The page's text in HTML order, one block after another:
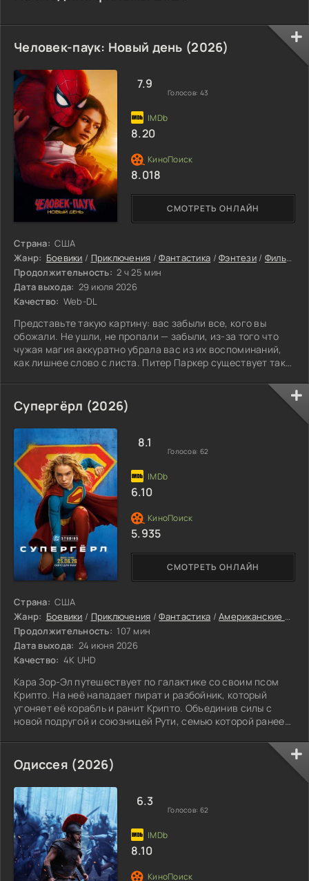
Человек-паук: Новый день (2026)
Страна: США
Жанр: Боевики / Приключения /Фантастика /Фэнтези / Фильмы
Продолжительность: 2 ч 25 мин
Дата выхода: 29 июля 2026
Качество: Web-DL
Представьте такую картину: вас забыли все, кого вы
обожали. Не ушли, не пропали — забыли, из-за того что
чужая магия аккуратно убрала вас из их воспоминаний,
как лишнее слово с листа. Питер Паркер существует так
облегающий костюм и Нью-Йорк, который требуется
оберегать каждую тёмную пору, хочет город этого или
нет.
СМОТРЕТЬ ОНЛАЙН
7.9
Голосов: 43
8.20
8.018
Супергёрл (2026)
Страна: США
Жанр: Боевики / Приключения /Фантастика /Американские фильмы
Продолжительность: 107 мин
Дата выхода: 24 июня 2026
Качество: 4K UHD
Кара Зор-Эл путешествует по галактике со своим псом
Крипто. На неё нападает пират и разбойник, который
угоняет её корабль и ранит Крипто. Объединив силы с
новой подругой и союзницей Рути, семью которой ранее
СМОТРЕТЬ ОНЛАЙН
8.1
Голосов: 62
6.10
5.935
Одиссея (2026)
6.3
Голосов: 62
8.10